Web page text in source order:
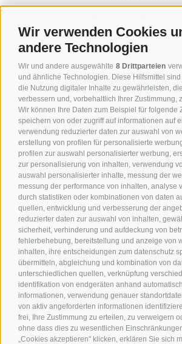
Wir verwenden Cookies
andere Technologien
Wir und andere ausgewählte 8 Drittparteien
und ähnliche Technologien. Diese Hilfsmittel
die Nutzung digitaler Inhalte zu gewährleisten,
verbessern und, vorbehaltlich Ihrer Zustimmung,
Wir können Ihre Daten zum Beispiel für folgende
speichern von oder zugriff auf informationen auf
verwendung reduzierter daten zur auswahl von
erstellung von profilen für personalisierte
profilen zur auswahl personalisierter werbung,
zur personalisierung von inhalten, verwendung
auswahl personalisierter inhalte, messung der
messung der performance von inhalten, analyse
durch statistiken oder kombinationen von daten
quellen, entwicklung und verbesserung der
reduzierter daten zur auswahl von inhalten,
sicherheit, verhinderung und aufdeckung von
fehlerbehebung, bereitstellung und anzeige von
inhalten, ihre entscheidungen zum datenschutz
übermitteln, abgleichung und kombination von
unterschiedlichen quellen, verknüpfung
identifikation von endgeräten anhand
informationen, verwendung genauer
von aktiv angeforderten informationen
frei, Ihre Zustimmung zu erteilen, zu verweigern
ohne dass dies zu wesentlichen
„Cookies akzeptieren" klicken, erklären Sie sich
Saltriastraße 6
39040 Seiser Alm
+39 0471 727 964
info@hotelsteger-
BILDER & VIDEOS